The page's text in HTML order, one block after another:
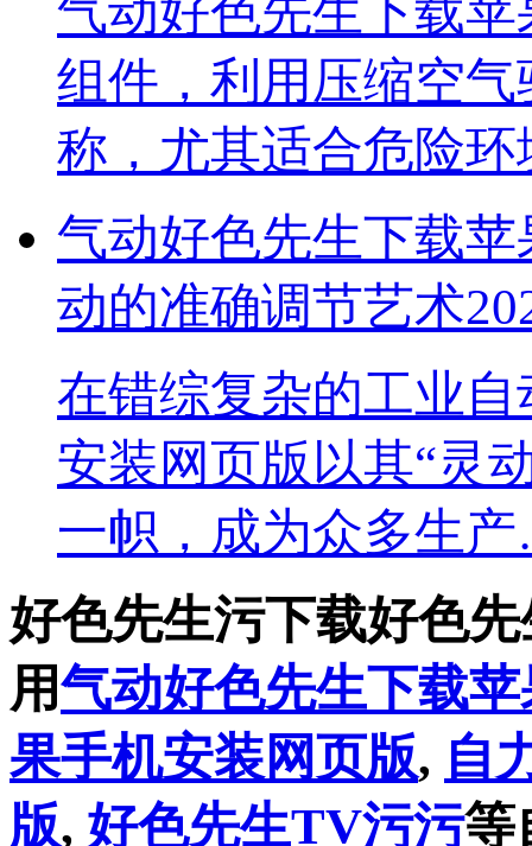
气动好色先生下载
组件，利用压缩空气
称，尤其适合危险
气动好色先生下载苹果
动的准确调节艺术
在错综复杂的工业自
安装网页版以其“灵动
一帜，成为众多生
好色先生污下载好色
用气动好色先生下载
果手机安装网页版, 自
版, 好色先生TV污污等